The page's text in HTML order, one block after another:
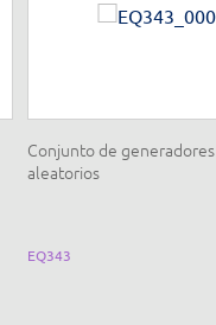
Conjunto de generadores
aleatorios
EQ343